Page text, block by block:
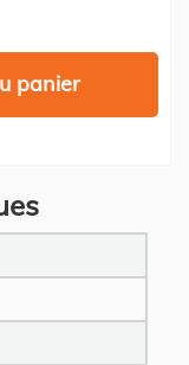
panier